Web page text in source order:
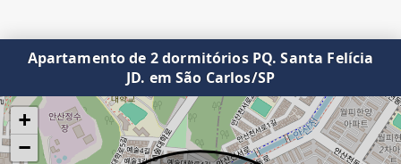
Apartamento de 2 dormitórios PQ. Santa Felícia
JD. em São Carlos/SP
+
−